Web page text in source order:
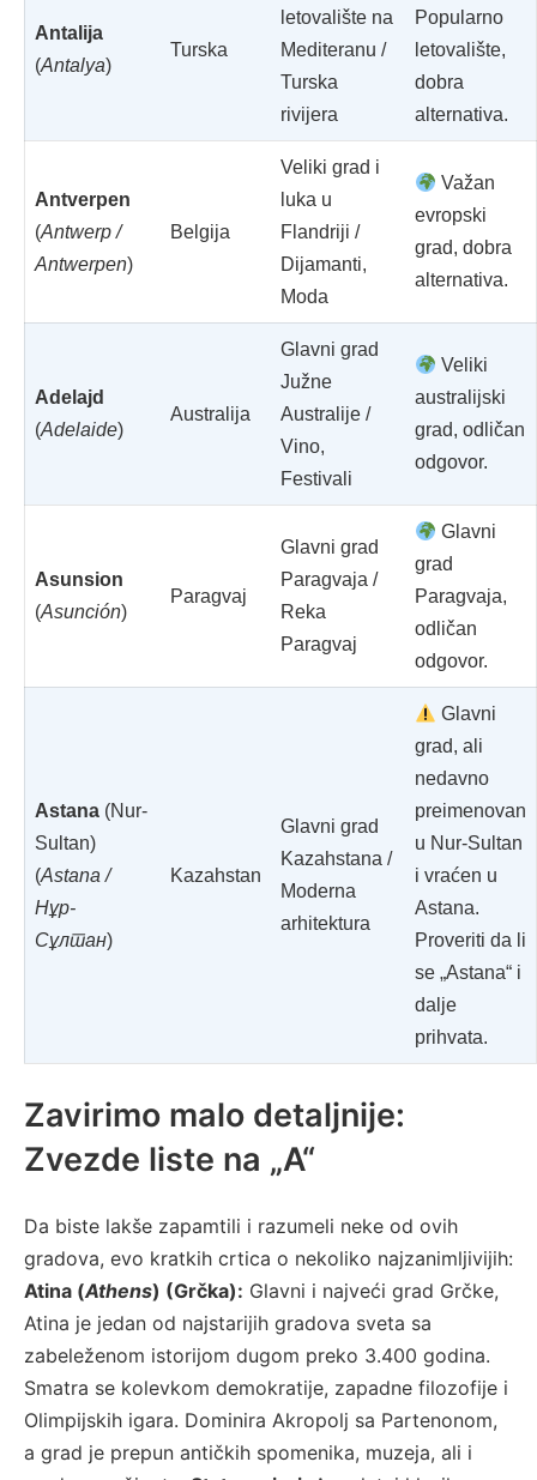
Antalija
(Antalya)
Turska
letovalište na
Mediteranu /
Turska
rivijera
Popularno
letovalište,
dobra
alternativa.
Antverpen
(Antwerp /
Antwerpen)
Belgija
Veliki grad i
luka u
Flandriji /
Dijamanti,
Moda
Važan
evropski
grad, dobra
alternativa.
Adelajd
(Adelaide)
Australija
Glavni grad
Južne
Australije /
Vino,
Festivali
Veliki
australijski
grad, odličan
odgovor.
Asunsion
(Asunción)
Paragvaj
Glavni grad
Paragvaja /
Reka
Paragvaj
Glavni
grad
Paragvaja,
odličan
odgovor.
Astana (Nur-
Sultan)
(Astana /
Нұр-
Сұлтан)
Kazahstan
Glavni grad
Kazahstana /
Moderna
arhitektura
Glavni
grad, ali
nedavno
preimenovan
u Nur-Sultan
i vraćen u
Astana.
Proveriti da li
se „Astana“ i
dalje
prihvata.
Zavirimo malo detaljnije:
Zvezde liste na „A“
Da biste lakše zapamtili i razumeli neke od ovih
gradova, evo kratkih crtica o nekoliko najzanimljivijih:
Atina (Athens) (Grčka): Glavni i najveći grad Grčke,
Atina je jedan od najstarijih gradova sveta sa
zabeleženom istorijom dugom preko 3.400 godina.
Smatra se kolevkom demokratije, zapadne filozofije i
Olimpijskih igara. Dominira Akropolj sa Partenonom,
a grad je prepun antičkih spomenika, muzeja, ali i